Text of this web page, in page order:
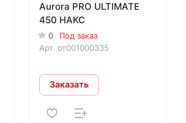
Aurora PRO ULTIMATE
450 НАКС
0
Под заказ
Арт.от001000335
Заказать